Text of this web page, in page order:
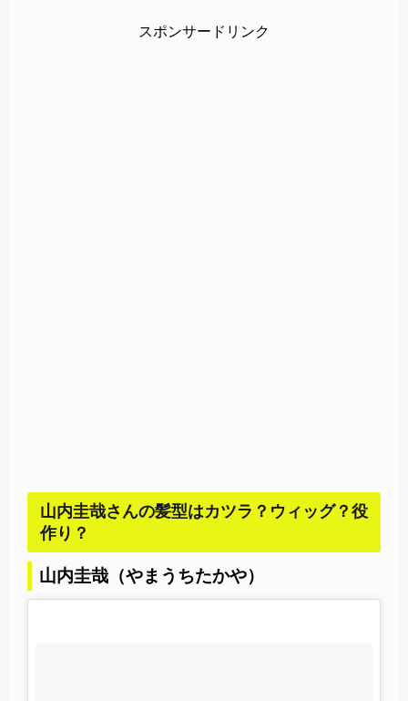
スポンサードリンク
山内圭哉さんの髪型はカツラ？ウィッグ？役
作り？
山内圭哉（やまうちたかや）